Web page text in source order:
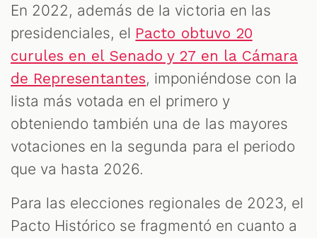
En 2022, además de la victoria en las
presidenciales, el Pacto obtuvo 20
curules en el Senado y 27 en la Cámara
de Representantes, imponiéndose con la
lista más votada en el primero y
obteniendo también una de las mayores
votaciones en la segunda para el periodo
que va hasta 2026.
Para las elecciones regionales de 2023, el
Pacto Histórico se fragmentó en cuanto a